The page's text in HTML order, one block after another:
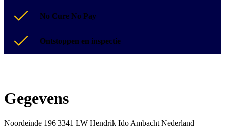
No Cure No Pay
Ontstoppen en inspectie
Gegevens
Noordeinde 196 3341 LW Hendrik Ido Ambacht Nederland